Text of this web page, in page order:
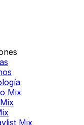
Mix
Mix